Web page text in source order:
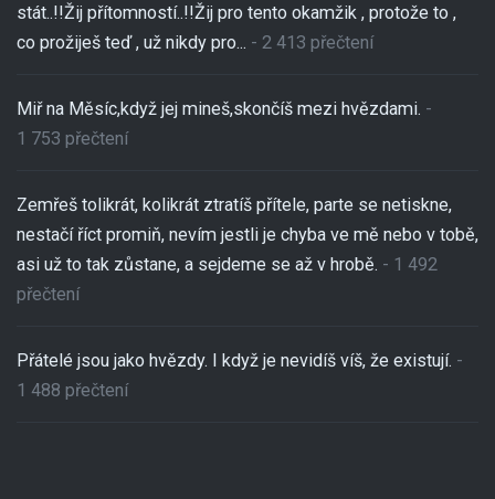
stát..!!Žij přítomností..!!Žij pro tento okamžik , protože to ,
co prožiješ teď , už nikdy pro... - 2 413 přečtení
Miř na Měsíc,když jej mineš,skončíš mezi hvězdami. -
1 753 přečtení
Zemřeš tolikrát, kolikrát ztratíš přítele, parte se netiskne,
nestačí říct promiň, nevím jestli je chyba ve mě nebo v tobě,
asi už to tak zůstane, a sejdeme se až v hrobě. - 1 492
přečtení
Přátelé jsou jako hvězdy. I když je nevidíš víš, že existují. -
1 488 přečtení